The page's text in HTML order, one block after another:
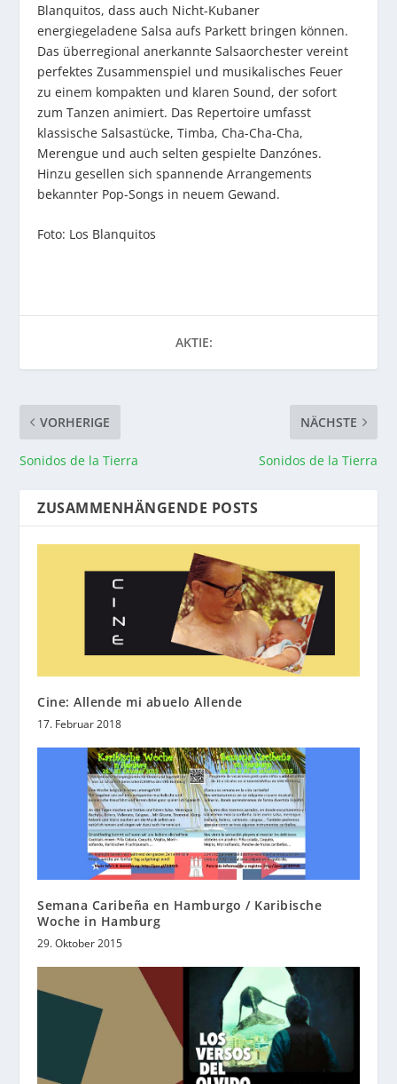
Blanquitos, dass auch Nicht-Kubaner
energiegeladene Salsa aufs Parkett bringen können.
Das überregional anerkannte Salsaorchester vereint
perfektes Zusammenspiel und musikalisches Feuer
zu einem kompakten und klaren Sound, der sofort
zum Tanzen animiert. Das Repertoire umfasst
klassische Salsastücke, Timba, Cha-Cha-Cha,
Merengue und auch selten gespielte Danzónes.
Hinzu gesellen sich spannende Arrangements
bekannter Pop-Songs in neuem Gewand.
Foto: Los Blanquitos
AKTIE:
VORHERIGE
Sonidos de la Tierra
NÄCHSTE
Sonidos de la Tierra
ZUSAMMENHÄNGENDE POSTS
Cine: Allende mi abuelo Allende
17. Februar 2018
Semana Caribeña en Hamburgo / Karibische
Woche in Hamburg
29. Oktober 2015